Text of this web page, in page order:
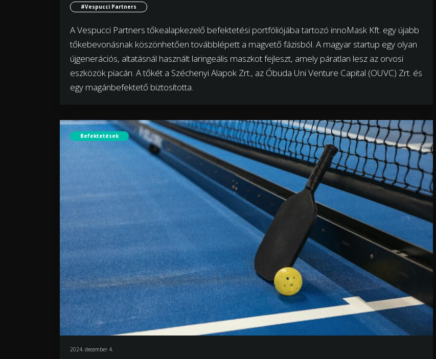
#Vespucci Partners
A Vespucci Partners tőkealapkezelő befektetési portfóliójába tartozó innoMask Kft. egy újabb
tőkebevonásnak köszönhetően továbblépett a magvető fázisból. A magyar startup egy olyan
újgenerációs, altatásnál használt laringeális maszkot fejleszt, amely páratlan lesz az orvosi
eszközök piacán. A tőkét a Széchenyi Alapok Zrt., az Óbuda Uni Venture Capital (OUVC) Zrt. és
egy magánbefektető biztosította.
Befektetések
2024. december 4.